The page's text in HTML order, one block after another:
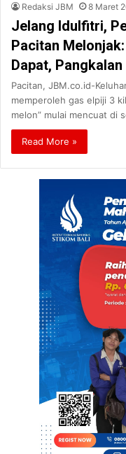
Redaksi JBM 8 Maret
Jelang Idulfitri,
Pacitan
Dapat,
Pacitan, JBM.co.id-
memperoleh gas elpiji 3
melon” mulai mencuat di
Read More »